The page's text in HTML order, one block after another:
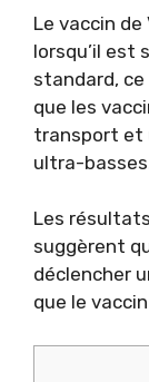
Le vaccin
lorsqu’il est
standard,
que les
transport et
ultra-
Les
suggèrent
déclencher
que le